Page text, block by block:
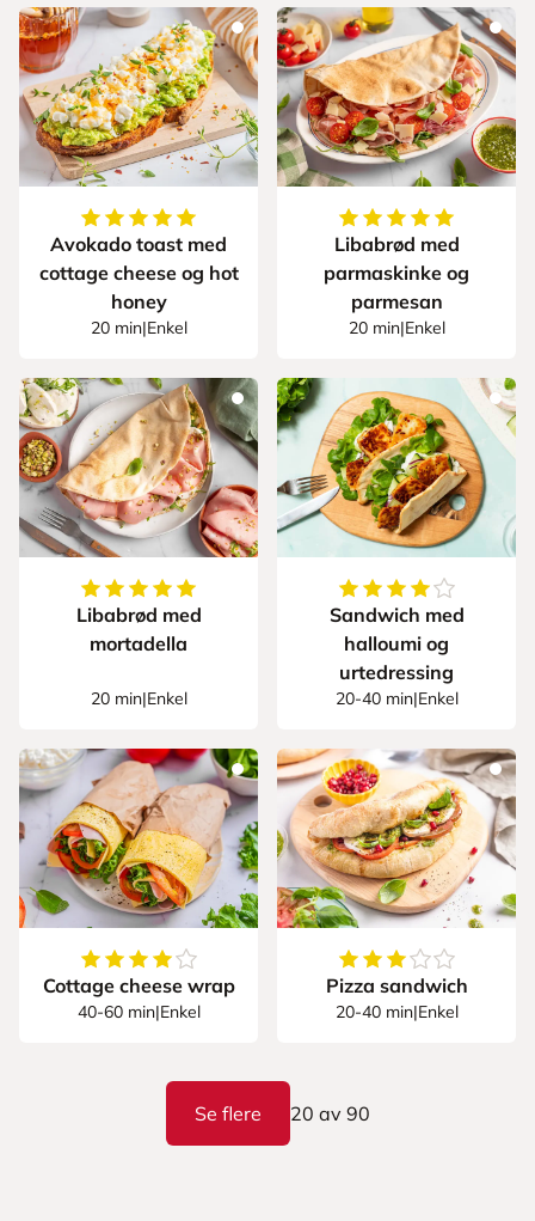
5av5stjerner
Avokado toast med
cottage cheese og hot
honey
20 min|Enkel
5av5stjerner
Libabrød med
parmaskinke og
parmesan
20 min|Enkel
5av5stjerner
Libabrød med
mortadella
20 min|Enkel
4.875av5stjerner
Sandwich med
halloumi og
urtedressing
20-40 min|Enkel
4.65av 5stjerner
Cottage cheese wrap
40-60 min|Enkel
Pizza sandwich
20-40 min|Enkel
Se flere 20 av 90